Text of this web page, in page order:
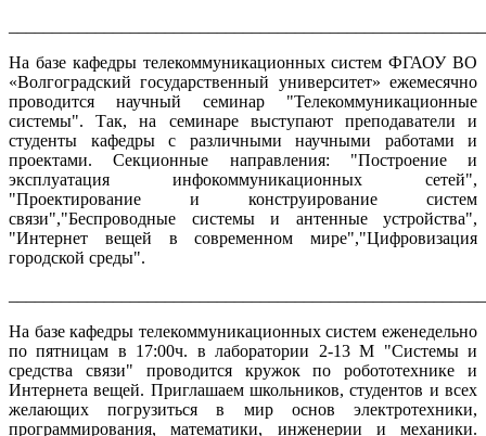
На базе кафедры телекоммуникационных систем ФГАОУ ВО
«Волгоградский государственный университет» ежемесячно
проводится научный семинар "Телекоммуникационные
системы". Так, на семинаре выступают преподаватели и
студенты кафедры с различными научными работами и
проектами. Секционные направления: "Построение и
эксплуатация инфокоммуникационных сетей",
"Проектирование и конструирование систем
связи","Беспроводные системы и антенные устройства",
"Интернет вещей в современном мире","Цифровизация
городской среды".
На базе кафедры телекоммуникационных систем еженедельно
по пятницам в 17:00ч. в лаборатории 2-13 М "Системы и
средства связи" проводится кружок по робототехнике и
Интернета вещей. Приглашаем школьников, студентов и всех
желающих погрузиться в мир основ электротехники,
программирования, математики, инженерии и механики.